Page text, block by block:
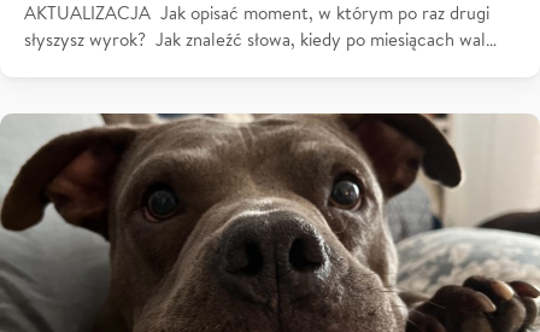
AKTUALIZACJA Jak opisać moment, w którym po raz drugi
słyszysz wyrok? Jak znaleźć słowa, kiedy po miesiącach wal…